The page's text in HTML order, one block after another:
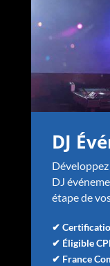
DJ
DJ
étape de
✔
✔ Éligible
✔ France